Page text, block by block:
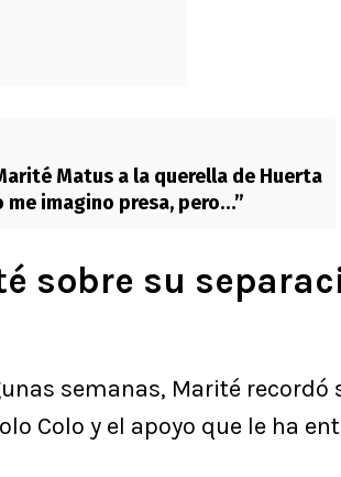
Matus a la querella de Huerta
me imagino presa, pero…”
sobre su
semanas, Marité recordó
Colo y el apoyo que le ha